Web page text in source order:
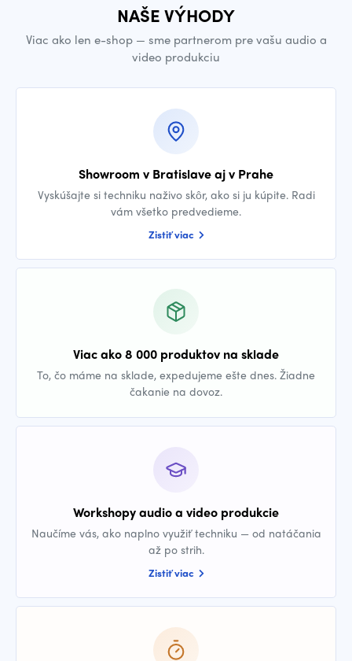
NAŠE VÝHODY
Viac ako len e-shop — sme partnerom pre vašu audio a
video produkciu
Showroom v Bratislave aj v Prahe
Vyskúšajte si techniku naživo skôr, ako si ju kúpite. Radi
vám všetko predvedieme.
Zistiť viac
Viac ako 8 000 produktov na sklade
To, čo máme na sklade, expedujeme ešte dnes. Žiadne
čakanie na dovoz.
Workshopy audio a video produkcie
Naučíme vás, ako naplno využiť techniku — od natáčania
až po strih.
Zistiť viac